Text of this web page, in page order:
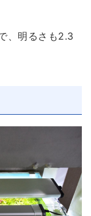
、明るさも2.3